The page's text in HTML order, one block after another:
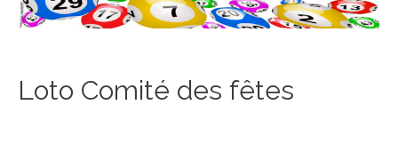
Loto Comité des fêtes